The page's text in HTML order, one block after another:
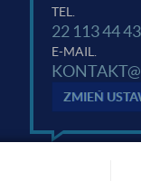
TEL.
22 113 44 43
E-MAIL.
ZMIEŃ